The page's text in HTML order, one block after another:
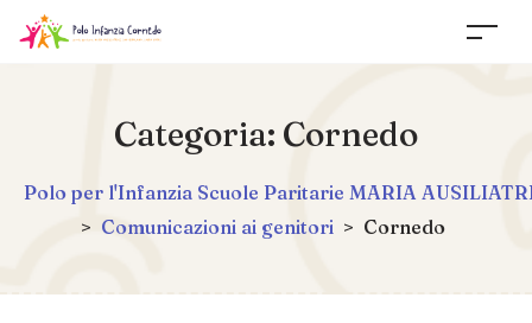
Categoria: Cornedo
Polo per l'Infanzia Scuole Paritarie MARIA
> Comunicazioni ai genitori > Cornedo